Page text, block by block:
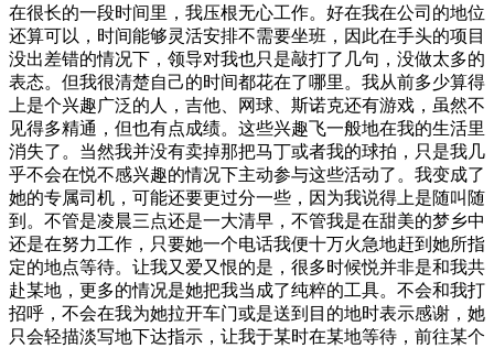
在很长的一段时间里，我压根无心工作。好在我在公司的地位
还算可以，时间能够灵活安排不需要坐班，因此在手头的项目
没出差错的情况下，领导对我也只是敲打了几句，没做太多的
表态。但我很清楚自己的时间都花在了哪里。我从前多少算得
上是个兴趣广泛的人，吉他、网球、斯诺克还有游戏，虽然不
见得多精通，但也有点成绩。这些兴趣飞一般地在我的生活里
消失了。当然我并没有卖掉那把马丁或者我的球拍，只是我几
乎不会在悦不感兴趣的情况下主动参与这些活动了。我变成了
她的专属司机，可能还要更过分一些，因为我说得上是随叫随
到。不管是凌晨三点还是一大清早，不管我是在甜美的梦乡中
还是在努力工作，只要她一个电话我便十万火急地赶到她所指
定的地点等待。让我又爱又恨的是，很多时候悦并非是和我共
赴某地，更多的情况是她把我当成了纯粹的工具。不会和我打
招呼，不会在我为她拉开车门或是送到目的地时表示感谢，她
只会轻描淡写地下达指示，让我于某时在某地等待，前往某个